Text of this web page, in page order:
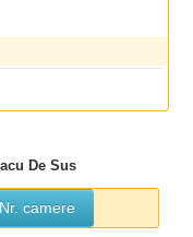
De Sus
Nr. camere